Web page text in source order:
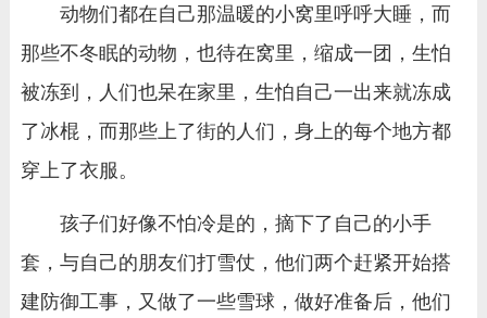
动物们都在自己那温暖的小窝里呼呼大睡，而
那些不冬眠的动物，也待在窝里，缩成一团，生怕
被冻到，人们也呆在家里，生怕自己一出来就冻成
了冰棍，而那些上了街的人们，身上的每个地方都
穿上了衣服。
孩子们好像不怕冷是的，摘下了自己的小手
套，与自己的朋友们打雪仗，他们两个赶紧开始搭
建防御工事，又做了一些雪球，做好准备后，他们